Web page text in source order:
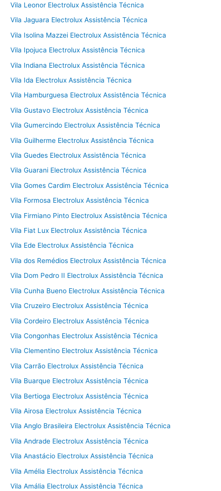
Vila Leonor Electrolux Assistência Técnica
Vila Jaguara Electrolux Assistência Técnica
Vila Isolina Mazzei Electrolux Assistência Técnica
Vila Ipojuca Electrolux Assistência Técnica
Vila Indiana Electrolux Assistência Técnica
Vila Ida Electrolux Assistência Técnica
Vila Hamburguesa Electrolux Assistência Técnica
Vila Gustavo Electrolux Assistência Técnica
Vila Gumercindo Electrolux Assistência Técnica
Vila Guilherme Electrolux Assistência Técnica
Vila Guedes Electrolux Assistência Técnica
Vila Guarani Electrolux Assistência Técnica
Vila Gomes Cardim Electrolux Assistência Técnica
Vila Formosa Electrolux Assistência Técnica
Vila Firmiano Pinto Electrolux Assistência Técnica
Vila Fiat Lux Electrolux Assistência Técnica
Vila Ede Electrolux Assistência Técnica
Vila dos Remédios Electrolux Assistência Técnica
Vila Dom Pedro II Electrolux Assistência Técnica
Vila Cunha Bueno Electrolux Assistência Técnica
Vila Cruzeiro Electrolux Assistência Técnica
Vila Cordeiro Electrolux Assistência Técnica
Vila Congonhas Electrolux Assistência Técnica
Vila Clementino Electrolux Assistência Técnica
Vila Carrão Electrolux Assistência Técnica
Vila Buarque Electrolux Assistência Técnica
Vila Bertioga Electrolux Assistência Técnica
Vila Airosa Electrolux Assistência Técnica
Vila Anglo Brasileira Electrolux Assistência Técnica
Vila Andrade Electrolux Assistência Técnica
Vila Anastácio Electrolux Assistência Técnica
Vila Amélia Electrolux Assistência Técnica
Vila Amália Electrolux Assistência Técnica